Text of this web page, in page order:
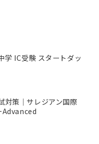
学 IC受験 スタートダッ
対策｜サレジアン国際
Advanced